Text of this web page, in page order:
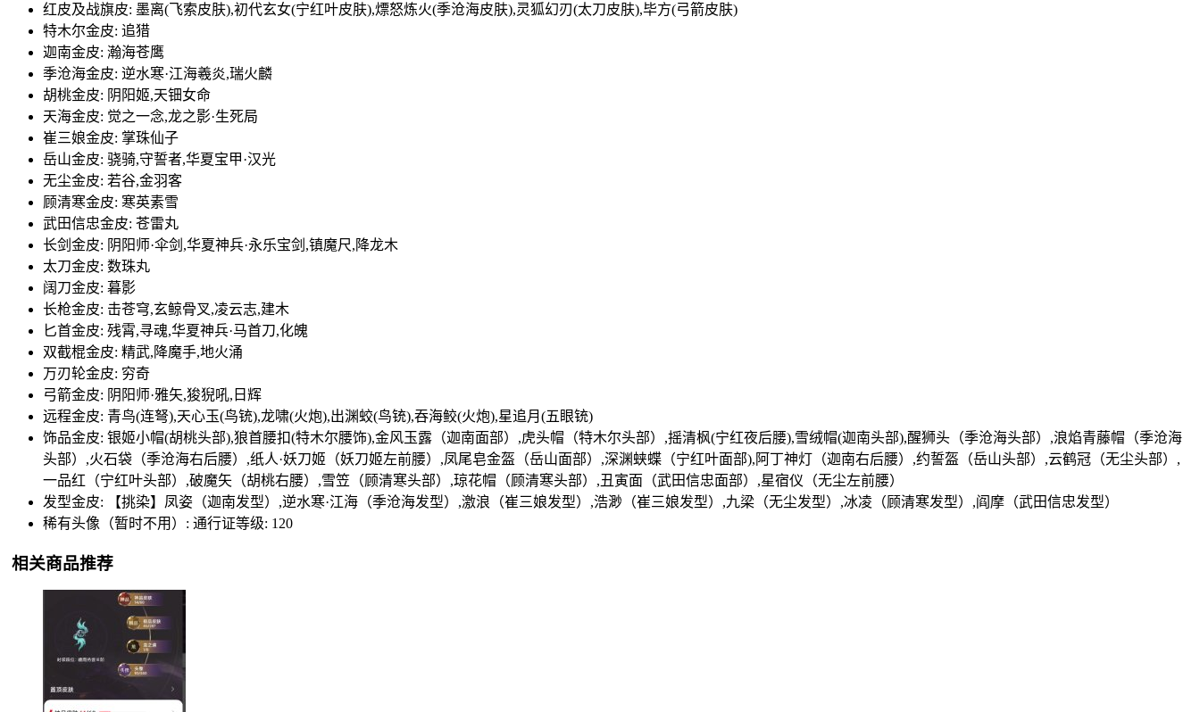
红皮及战旗皮: 墨离(飞索皮肤),初代玄女(宁红叶皮肤),熛怒炼火(季沧海皮肤),灵狐幻刃(太刀皮肤),毕方(弓箭皮肤)
特木尔金皮: 追猎
迦南金皮: 瀚海苍鹰
季沧海金皮: 逆水寒·江海羲炎,瑞火麟
胡桃金皮: 阴阳姬,天钿女命
天海金皮: 觉之一念,龙之影·生死局
崔三娘金皮: 掌珠仙子
岳山金皮: 骁骑,守誓者,华夏宝甲·汉光
无尘金皮: 若谷,金羽客
顾清寒金皮: 寒英素雪
武田信忠金皮: 苍雷丸
长剑金皮: 阴阳师·伞剑,华夏神兵·永乐宝剑,镇魔尺,降龙木
太刀金皮: 数珠丸
阔刀金皮: 暮影
长枪金皮: 击苍穹,玄鲸骨叉,凌云志,建木
匕首金皮: 残霄,寻魂,华夏神兵·马首刀,化魄
双截棍金皮: 精武,降魔手,地火涌
万刃轮金皮: 穷奇
弓箭金皮: 阴阳师·雅矢,狻猊吼,日辉
远程金皮: 青鸟(连弩),天心玉(鸟铳),龙啸(火炮),出渊蛟(鸟铳),吞海鲛(火炮),星追月(五眼铳)
饰品金皮: 银姬小帽(胡桃头部),狼首腰扣(特木尔腰饰),金风玉露（迦南面部）,虎头帽（特木尔头部）,摇清枫(宁红夜后腰),雪绒帽(迦南头部),醒狮头（季沧海头部）,浪焰青藤帽（季沧海
头部）,火石袋（季沧海右后腰）,纸人·妖刀姬（妖刀姬左前腰）,凤尾皂金盔（岳山面部）,深渊蛱蝶（宁红叶面部),阿丁神灯（迦南右后腰）,约誓盔（岳山头部）,云鹤冠（无尘头部）,
一品红（宁红叶头部）,破魔矢（胡桃右腰）,雪笠（顾清寒头部）,琼花帽（顾清寒头部）,丑寅面（武田信忠面部）,星宿仪（无尘左前腰）
发型金皮: 【挑染】凤姿（迦南发型）,逆水寒·江海（季沧海发型）,激浪（崔三娘发型）,浩渺（崔三娘发型）,九梁（无尘发型）,冰凌（顾清寒发型）,阎摩（武田信忠发型）
稀有头像（暂时不用）: 通行证等级: 120
相关商品推荐